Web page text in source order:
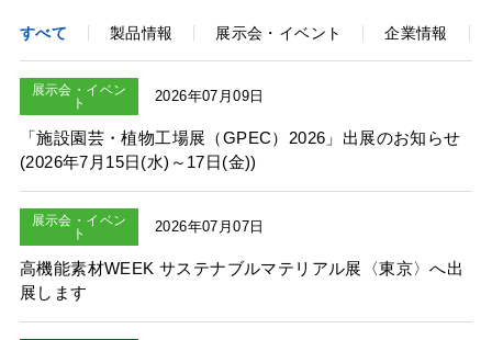
すべて 製品情報 展示会・イベント 企業情報
展示会・イベン
ト
2026年07月09日
「施設園芸・植物工場展（GPEC）2026」出展のお知らせ
(2026年7月15日(水)～17日(金))
展示会・イベン
ト
2026年07月07日
高機能素材WEEK サステナブルマテリアル展〈東京〉へ出
展します